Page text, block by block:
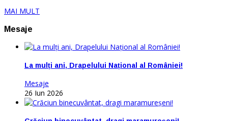
MAI MULT
Mesaje
La mulți ani, Drapelului Național al României!
Mesaje
26 Iun 2026